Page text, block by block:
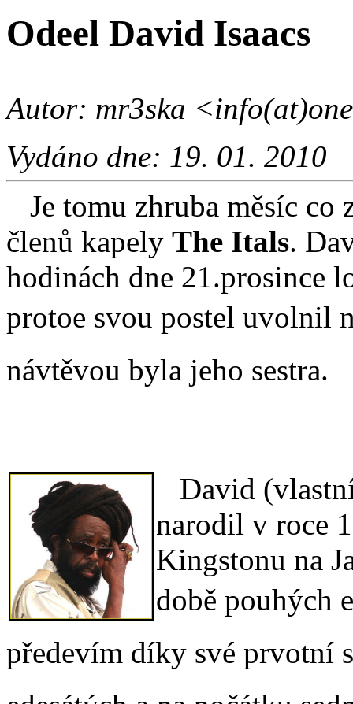
Odeel David Isaacs
Autor: mr3ska
Vydáno dne: 19. 01. 2010
Je tomu zhruba měsíc co
členů kapely The Itals.
hodinách dne 21.prosince
protoe svou postel uvolnil
návtěvou byla jeho sestra.
David
narodil v roce
Kingstonu na
době pouhých
předevím díky své prvotní